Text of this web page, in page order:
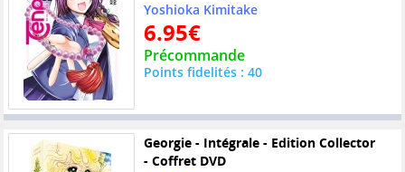
Yoshioka Kimitake
6.95€
Précommande
Points fidelités : 40
Georgie - Intégrale - Edition Collector
- Coffret DVD